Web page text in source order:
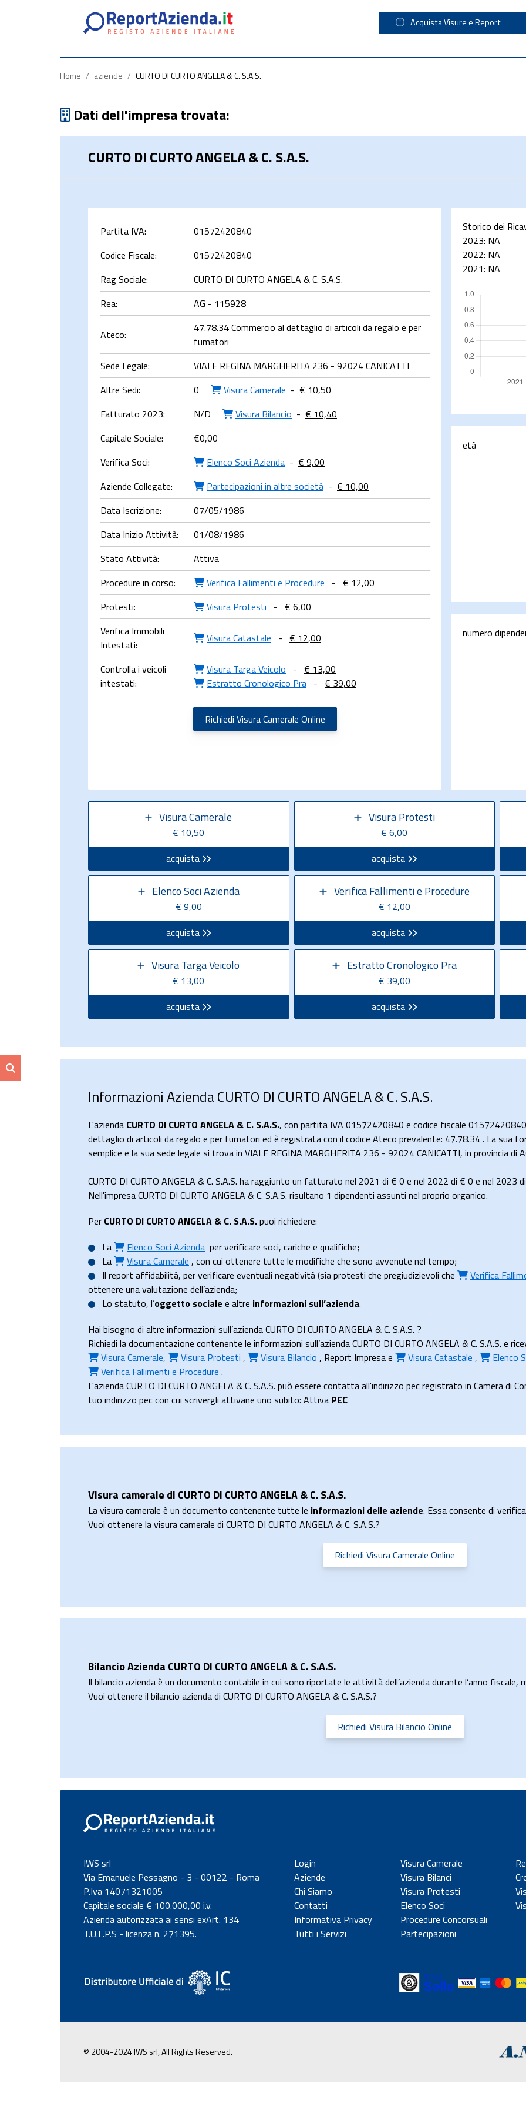
Acquista Visure e Report
Home / aziende / CURTO DI CURTO ANGELA & C. S.A.S.
Dati dell'impresa trovata:
CURTO DI CURTO ANGELA & C. S.A.S.
Partita IVA:
01572420840
Codice Fiscale:
01572420840
Rag Sociale:
CURTO DI CURTO ANGELA & C. S.A.S.
Rea:
AG - 115928
Ateco:
47.78.34 Commercio al dettaglio di articoli da regalo e per
fumatori
Sede Legale:
VIALE REGINA MARGHERITA 236 - 92024 CANICATTI
Altre Sedi:
0 Visura Camerale - € 10,50
Fatturato 2023:
N/D Visura Bilancio - € 10,40
Capitale Sociale:
€0,00
Verifica Soci:
Elenco Soci Azienda - € 9,00
Aziende Collegate:
Partecipazioni in altre società - € 10,00
Data Iscrizione:
07/05/1986
Data Inizio Attività:
01/08/1986
Stato Attività:
Attiva
Procedure in corso:
Verifica Fallimenti e Procedure - € 12,00
Protesti:
Visura Protesti - € 6,00
Verifica Immobili
Intestati:
Visura Catastale - € 12,00
Controlla i veicoli
intestati:
Visura Targa Veicolo - € 13,00
Estratto Cronologico Pra - € 39,00
Richiedi Visura Camerale Online
Storico dei
2023: NA
2022: NA
2021: NA
età
numero
Visura Camerale
€ 10,50
acquista
Visura Protesti
€ 6,00
acquista
Elenco Soci Azienda
€ 9,00
acquista
Verifica Fallimenti e Procedure
€ 12,00
acquista
Visura Targa Veicolo
€ 13,00
acquista
Estratto Cronologico Pra
€ 39,00
acquista
Informazioni Azienda CURTO DI CURTO ANGELA & C. S.A.S.
L'azienda CURTO DI CURTO ANGELA & C. S.A.S., con partita IVA 01572420840 e codice fiscale
dettaglio di articoli da regalo e per fumatori ed è registrata con il codice Ateco prevalente: 47.78.34 . La sua
semplice e la sua sede legale si trova in VIALE REGINA MARGHERITA 236 - 92024 CANICATTI, in provincia di
CURTO DI CURTO ANGELA & C. S.A.S. ha raggiunto un fatturato nel 2021 di € 0 e nel 2022 di € 0 e nel 2023 di
Nell'impresa CURTO DI CURTO ANGELA & C. S.A.S. risultano 1 dipendenti assunti nel proprio organico.
Per CURTO DI CURTO ANGELA & C. S.A.S.puoi richiedere:
La
Elenco Soci Azienda per verificare soci, cariche e qualifiche;
La
Visura Camerale , con cui ottenere tutte le modifiche che sono avvenute nel tempo;
Il report affidabilità, per verificare eventuali negatività (sia protesti che pregiudizievoli che Verifica
ottenere una valutazione dell’azienda;
Lo statuto, l’oggetto sociale e altre informazioni sull’azienda.
Hai bisogno di altre informazioni sull’azienda CURTO DI CURTO ANGELA & C. S.A.S. ?
Richiedi la documentazione contenente le informazioni sull’azienda CURTO DI CURTO ANGELA & C. S.A.S. e
Visura Camerale, Visura Protesti , Visura Bilancio , Report Impresae Visura Catastale , Elenco
Verifica Fallimenti e Procedure .
L'azienda CURTO DI CURTO ANGELA & C. S.A.S. può essere contatta all'indirizzo pec registrato in Camera di
tuo indirizzo pec con cui scrivergli attivane uno subito: Attiva PEC
Visura camerale di CURTO DI CURTO ANGELA & C. S.A.S.
La visura camerale è un documento contenente tutte le informazioni delle aziende. Essa consente di
Vuoi ottenere la visura camerale di CURTO DI CURTO ANGELA & C. S.A.S.?
Richiedi Visura Camerale Online
Bilancio Azienda CURTO DI CURTO ANGELA & C. S.A.S.
Il bilancio azienda è un documento contabile in cui sono riportate le attività dell’azienda durante l’anno fiscale,
Vuoi ottenere il bilancio azienda di CURTO DI CURTO ANGELA & C. S.A.S.?
Richiedi Visura Bilancio Online
IWS srl
Via Emanuele Pessagno - 3 - 00122 - Roma
P.Iva 14071321005
Capitale sociale € 100.000,00 i.v.
Azienda autorizzata ai sensi exArt. 134
T.U.L.P.S - licenza n. 271395.
Login
Aziende
Chi Siamo
Contatti
Informativa Privacy
Tutti i Servizi
Visura Camerale
Visura Bilanci
Visura Protesti
Elenco Soci
Procedure Concorsuali
Partecipazioni
© 2004-2024 IWS srl, All Rights Reserved.